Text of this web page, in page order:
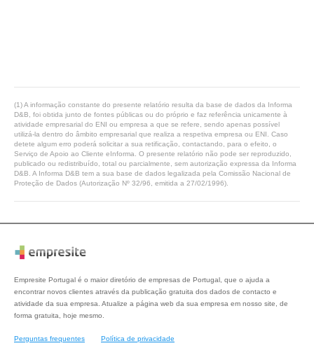
(1) A informação constante do presente relatório resulta da base de dados da Informa
D&B, foi obtida junto de fontes públicas ou do próprio e faz referência unicamente à
atividade empresarial do ENI ou empresa a que se refere, sendo apenas possível
utilizá-la dentro do âmbito empresarial que realiza a respetiva empresa ou ENI. Caso
detete algum erro poderá solicitar a sua retificação, contactando, para o efeito, o
Serviço de Apoio ao Cliente eInforma. O presente relatório não pode ser reproduzido,
publicado ou redistribuído, total ou parcialmente, sem autorização expressa da Informa
D&B. A Informa D&B tem a sua base de dados legalizada pela Comissão Nacional de
Proteção de Dados (Autorização Nº 32/96, emitida a 27/02/1996).
Empresite Portugal é o maior diretório de empresas de Portugal, que o ajuda a
encontrar novos clientes através da publicação gratuita dos dados de contacto e
atividade da sua empresa. Atualize a página web da sua empresa em nosso site, de
forma gratuita, hoje mesmo.
Perguntas frequentes Política de privacidade